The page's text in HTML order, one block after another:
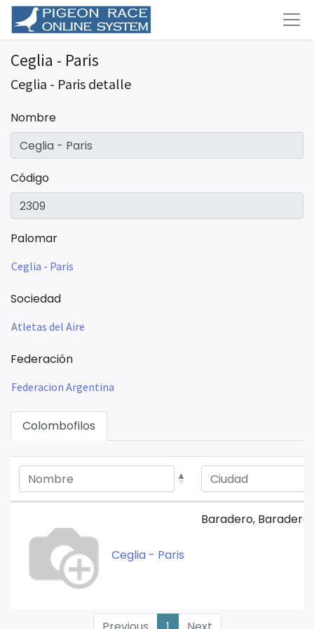
Ceglia - Paris
Ceglia - Paris detalle
Nombre
Código
Palomar
Ceglia - Paris
Sociedad
Atletas del Aire
Federación
Federacion Argentina
Colombofilos
Ceglia - Paris
Baradero,